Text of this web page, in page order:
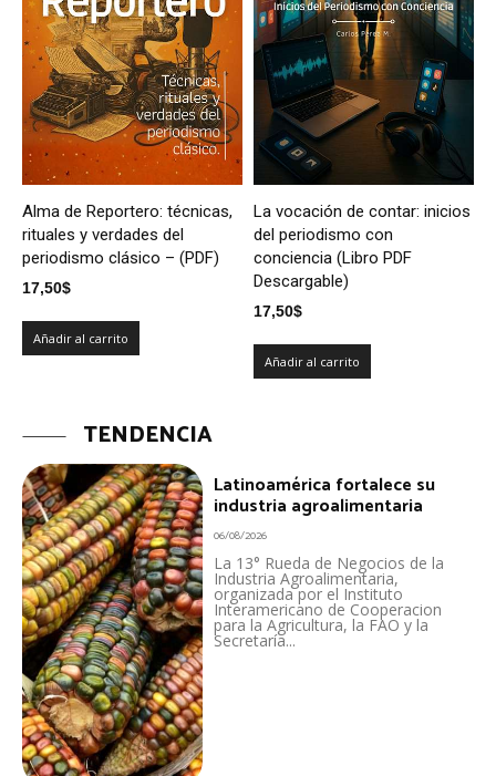
Alma de Reportero: técnicas,
rituales y verdades del
periodismo clásico – (PDF)
17,50$
Añadir al carrito
La vocación de contar: inicios
del periodismo con
conciencia (Libro PDF
Descargable)
17,50$
Añadir al carrito
TENDENCIA
Latinoamérica fortalece su
industria agroalimentaria
06/08/2026
La 13° Rueda de Negocios de la
Industria Agroalimentaria,
organizada por el Instituto
Interamericano de Cooperacion
para la Agricultura, la FAO y la
Secretaría...